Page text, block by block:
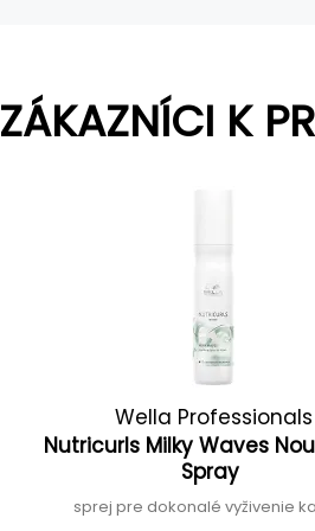
ZÁKAZNÍCI K
Wella Professionals
Nutricurls Milky Waves
Spray
sprej pre dokonalé vyživenie